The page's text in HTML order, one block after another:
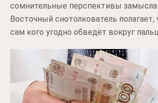
сомнительные перспективы замысла
Восточный снотолкователь
сам кого угодно обведёт вокруг